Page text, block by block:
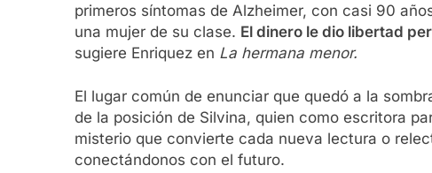
primeros síntomas de Alzheimer, con casi 90
una mujer de su clase. El dinero le dio libertad
sugiere Enriquez en La hermana menor.
El lugar común de enunciar que quedó a la
de la posición de Silvina, quien como escritora
misterio que convierte cada nueva lectura o
conectándonos con el futuro.